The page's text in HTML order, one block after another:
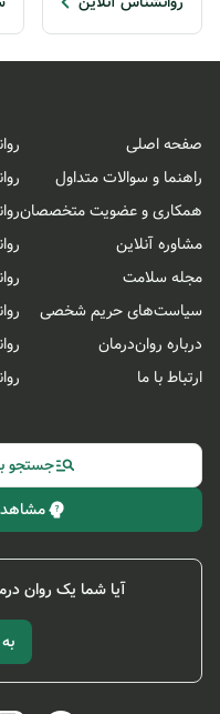
صفحه اصلی
راهنما و سوالات متداول
همکاری و عضویت متخصصان
مشاوره آنلاین
مجله سلامت
سیاست‌های حریم شخصی
درباره روان‌درمان
ارتباط با ما
جستجو
آیا شما یک روان